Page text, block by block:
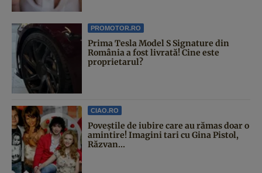
PROMOTOR.RO
Prima Tesla Model S Signature din
România a fost livrată! Cine este
proprietarul?
CIAO.RO
Poveştile de iubire care au rămas doar o
amintire! Imagini tari cu Gina Pistol,
Răzvan...